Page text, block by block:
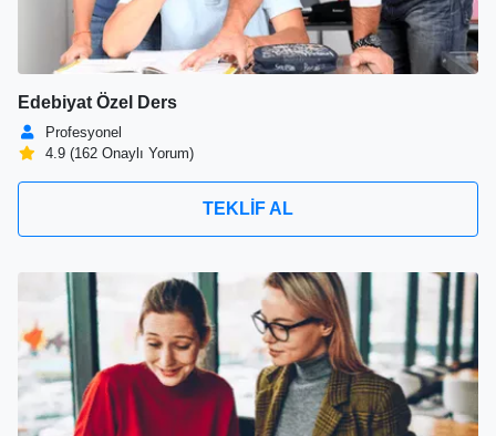
Edebiyat Özel Ders
Profesyonel
4.9 (162 Onaylı Yorum)
TEKLİF AL